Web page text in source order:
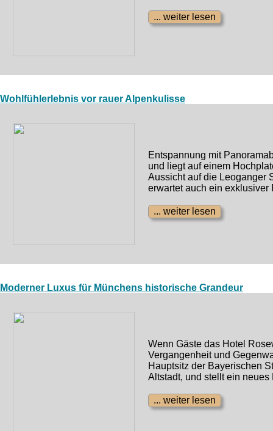
Wohlfühlerlebnis vor rauer Alpenkulisse
Entspannung mit
und liegt auf einem
Aussicht auf die Leoganger
erwartet auch ein exklusiver
Moderner Luxus für Münchens historische Grandeur
Wenn Gäste das Hotel
Vergangenheit und
Hauptsitz der Bayerischen
Altstadt, und stellt ein